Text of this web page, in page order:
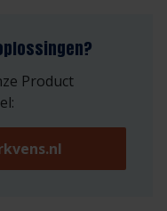
Product